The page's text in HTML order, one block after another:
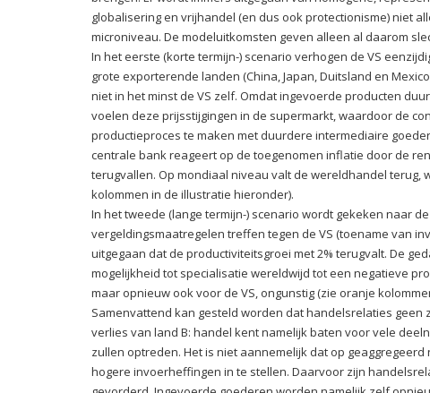
globalisering en vrijhandel (en dus ook protectionisme) niet
microniveau. De modeluitkomsten geven alleen al daarom
In het eerste (korte termijn-) scenario verhogen de VS
grote exporterende landen (China, Japan, Duitsland en
niet in het minst de VS zelf. Omdat ingevoerde producten
voelen deze prijsstijgingen in de supermarkt, waardoor de
productieproces te maken met duurdere intermediaire
centrale bank reageert op de toegenomen inflatie door de
terugvallen. Op mondiaal niveau valt de wereldhandel
kolommen in de illustratie hieronder).
In het tweede (lange termijn-) scenario wordt gekeken naar
vergeldingsmaatregelen treffen tegen de VS (toename van
uitgegaan dat de productiviteitsgroei met 2% terugvalt. De
mogelijkheid tot specialisatie wereldwijd tot een negatieve
maar opnieuw ook voor de VS, ongunstig (zie oranje
Samenvattend kan gesteld worden dat handelsrelaties geen
verlies van land B: handel kent namelijk baten voor vele
zullen optreden. Het is niet aannemelijk dat op
hogere invoerheffingen in te stellen. Daarvoor zijn